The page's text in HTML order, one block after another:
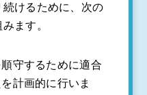
けるために、次の
ます。
守するために適合
計画的に行いま